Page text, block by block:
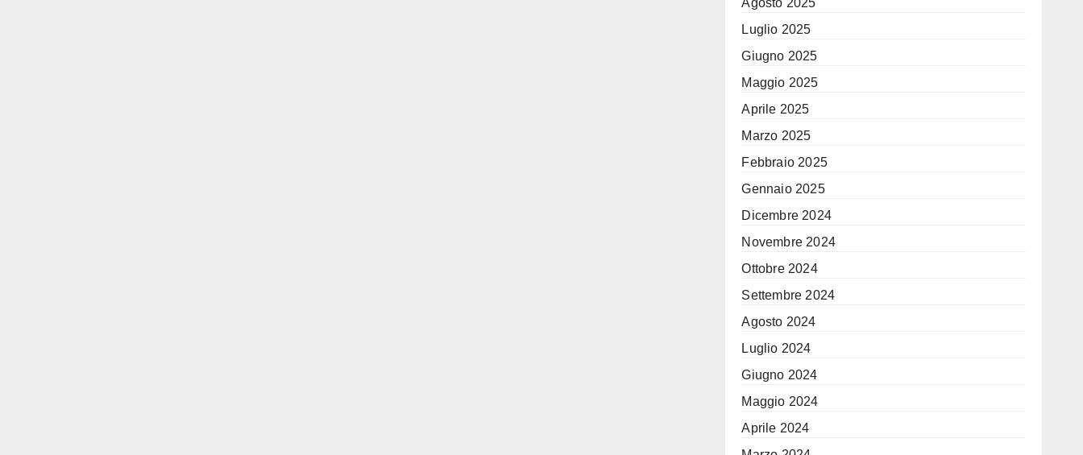
Agosto 2025
Luglio 2025
Giugno 2025
Maggio 2025
Aprile 2025
Marzo 2025
Febbraio 2025
Gennaio 2025
Dicembre 2024
Novembre 2024
Ottobre 2024
Settembre 2024
Agosto 2024
Luglio 2024
Giugno 2024
Maggio 2024
Aprile 2024